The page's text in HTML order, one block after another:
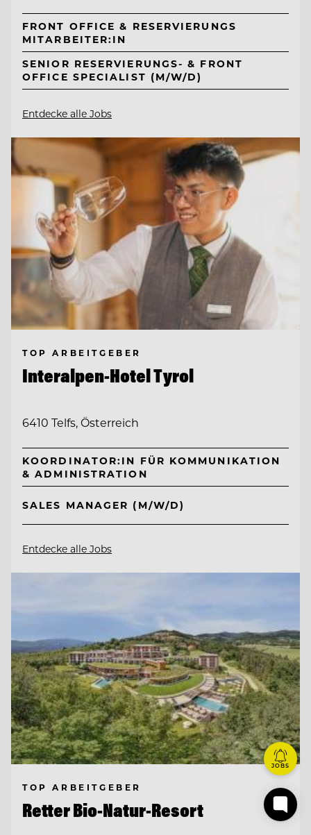
FRONT OFFICE & RESERVIERUNGS
MITARBEITER:IN
SENIOR RESERVIERUNGS- & FRONT
OFFICE SPECIALIST (M/W/D)
Entdecke alle Jobs
TOP ARBEITGEBER
Interalpen-Hotel Tyrol
6410 Telfs, Österreich
KOORDINATOR:IN FÜR KOMMUNIKATION
& ADMINISTRATION
SALES MANAGER (M/W/D)
Entdecke alle Jobs
TOP ARBEITGEBER
Retter Bio-Natur-Resort
JOBS